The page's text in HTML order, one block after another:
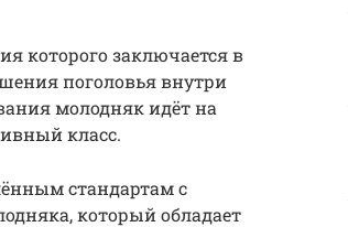
которого заключается в
поголовья внутри
молодняк идёт на
класс.
стандартам с
который обладает